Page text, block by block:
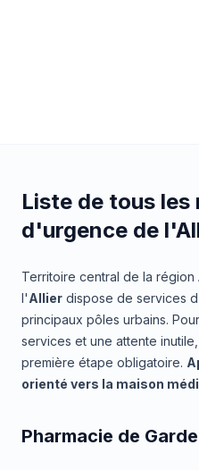
Liste de tous les
d'urgence de
Territoire central de la région
l'Allier dispose de services
principaux pôles urbains.
services et une attente
première étape obligatoire.
orienté vers la maison
Pharmacie de